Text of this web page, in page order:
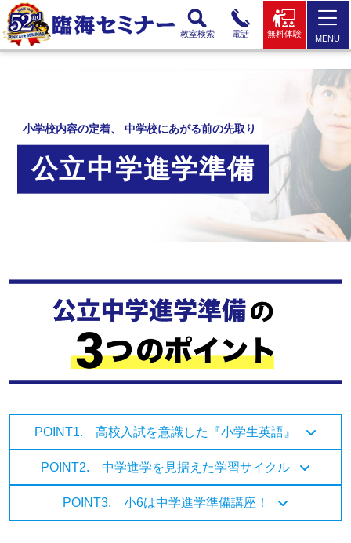
教室検索 電話 無料体験 MENU
小学校内容の定着、 中学校にあがる前の先取り
公立中学進学準備
POINT1. 高校入試を意識した『小学生英語』
POINT2. 中学進学を見据えた学習サイクル
POINT3. 小6は中学進学準備講座！